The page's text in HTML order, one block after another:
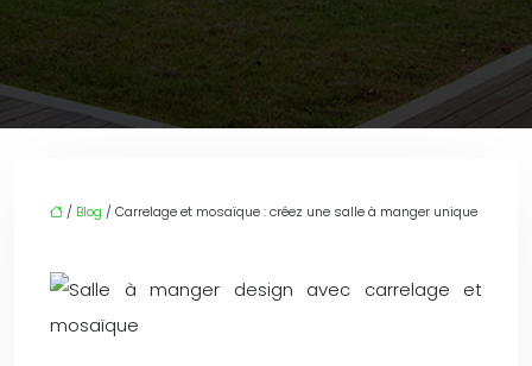
/ Blog / Carrelage et mosaïque : créez une salle à manger unique